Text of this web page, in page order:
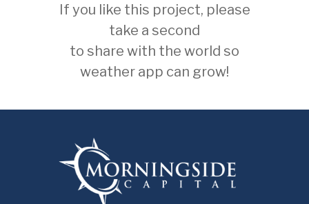
If you like this project, please
take a second
to share with the world so
weather app can grow!